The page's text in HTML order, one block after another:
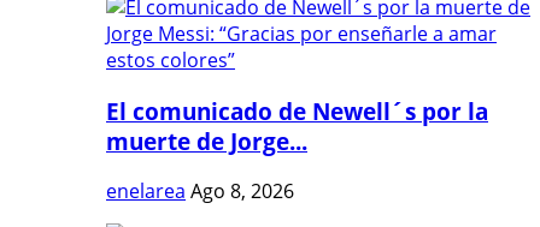
El comunicado de Newell´s por la
muerte de Jorge...
enelarea Ago 8, 2026